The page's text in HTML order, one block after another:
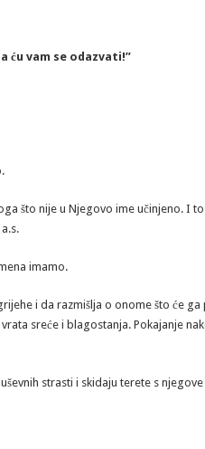
ću vam se odazvati!”
što nije u Njegovo ime učinjeno. I
imamo.
i da razmišlja o onome što će ga
sreće i blagostanja. Pokajanje
strasti i skidaju terete s njegove